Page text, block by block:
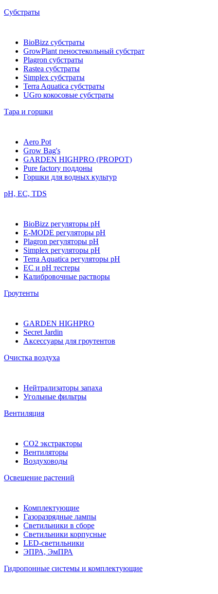
Субстраты
BioBizz cубстраты
GrowPlant пеностекольный субстрат
Plagron cубстраты
Rastea cубстраты
Simplex cубстраты
Terra Aquatica cубстраты
UGro кокосовые субстраты
Тара и горшки
Aero Pot
Grow Bag's
GARDEN HIGHPRO (PROPOT)
Pure factory поддоны
Горшки для водных культур
pH, EC, TDS
BioBizz регуляторы pH
E-MODE регуляторы pH
Plagron регуляторы pH
Simplex регуляторы pH
Terra Aquatica регуляторы pH
EC и pH тестеры
Калибровочные растворы
Гроутенты
GARDEN HIGHPRO
Secret Jardin
Аксессуары для гроутентов
Очистка воздуха
Нейтрализаторы запаха
Угольные фильтры
Вентиляция
CO2 экстракторы
Вентиляторы
Воздуховоды
Освещение растений
Комплектующие
Газоразрядные лампы
Светильники в сборе
Светильники корпусные
LED-светильники
ЭПРА, ЭмПРА
Гидропонные системы и комплектующие